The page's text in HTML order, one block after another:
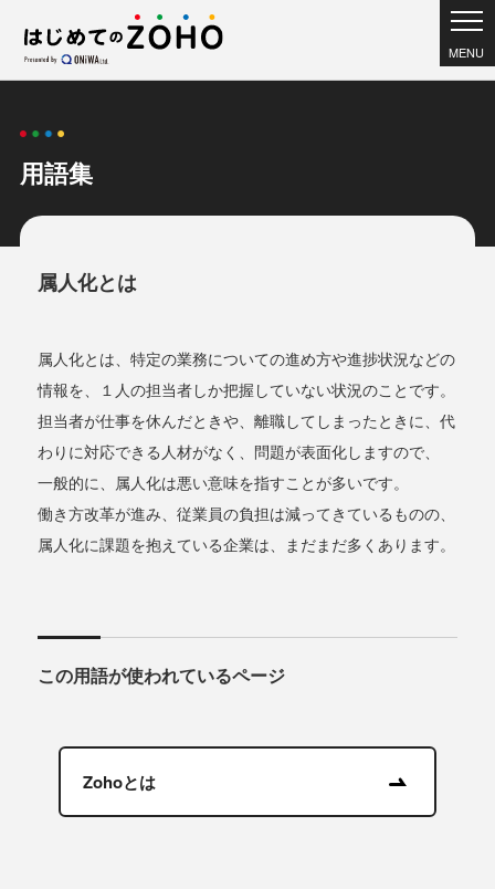
MENU
用語集
属人化とは
属人化とは、特定の業務についての進め方や進捗状況などの
情報を、１人の担当者しか把握していない状況のことです。
担当者が仕事を休んだときや、離職してしまったときに、代
わりに対応できる人材がなく、問題が表面化しますので、
一般的に、属人化は悪い意味を指すことが多いです。
働き方改革が進み、従業員の負担は減ってきているものの、
属人化に課題を抱えている企業は、まだまだ多くあります。
この用語が使われているページ
Zohoとは